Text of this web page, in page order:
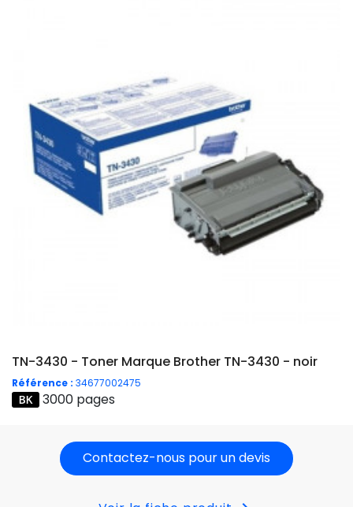
TN-3430 - Toner Marque Brother TN-3430 - noir
Référence : 34677002475
3000 pages
Contactez-nous pour un devis